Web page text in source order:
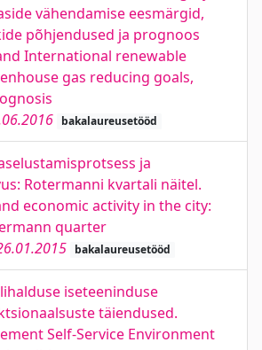
vähendamise eesmärgid,
põhjendused ja prognoos
International renewable
gas reducing goals,
bakalaureusetööd
ja
Rotermanni kvartali näitel.
economic activity in the city:
quarter
bakalaureusetööd
iseteeninduse
täiendused.
Self-Service Environment